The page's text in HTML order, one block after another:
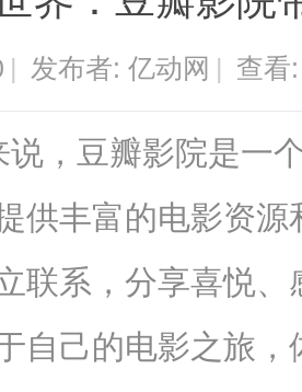
| 发布者: 亿动网 | 查
说，豆瓣影院是一
供丰富的电影资
联系，分享喜悦
自己的电影之旅